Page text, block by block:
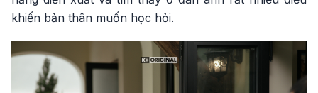
khiến bản thân muốn học hỏi.